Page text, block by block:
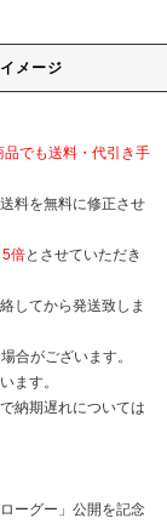
イメージ
でも送料・代引き手
料を無料に修正させ
倍とさせていただき
してから発送致しま
合がございます。
ます。
納期遅れについては
ーグー」公開を記念